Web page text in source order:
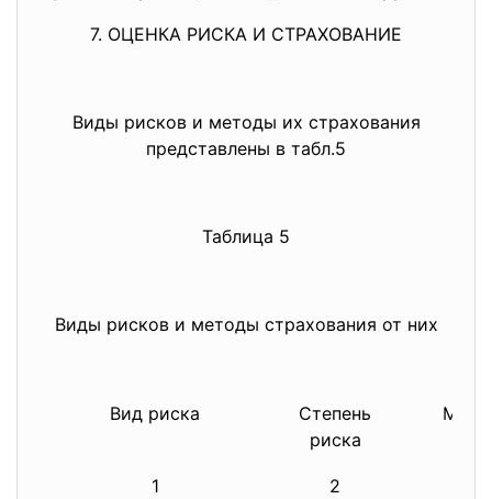
7. ОЦЕНКА РИСКА И СТРАХОВАНИЕ
Виды рисков и методы их страхования
представлены в табл.5
Таблица 5
Виды рисков и методы страхования от них
Вид риска
Степень
риска
1 2